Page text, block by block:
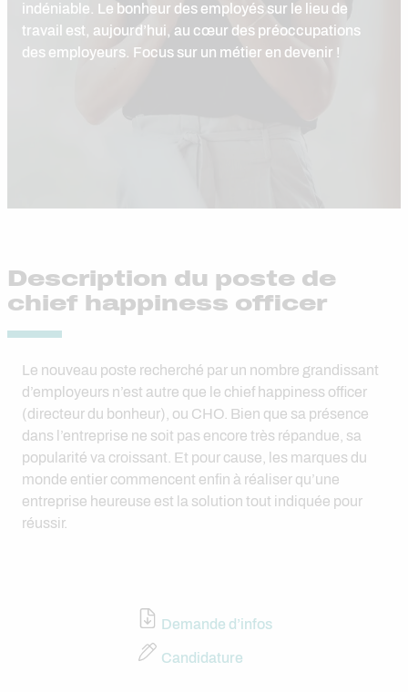
indéniable. Le bonheur des employés sur le lieu de
travail est, aujourd’hui, au cœur des préoccupations
des employeurs. Focus sur un métier en devenir !
Description du poste de
chief happiness officer
Le nouveau poste recherché par un nombre grandissant
d’employeurs n’est autre que le chief happiness officer
(directeur du bonheur), ou CHO. Bien que sa présence
dans l’entreprise ne soit pas encore très répandue, sa
popularité va croissant. Et pour cause, les marques du
monde entier commencent enfin à réaliser qu’une
entreprise heureuse est la solution tout indiquée pour
réussir.
Demande d’infos
Candidature